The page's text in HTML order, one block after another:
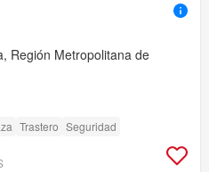
Región Metropolitana de
Trastero Seguridad